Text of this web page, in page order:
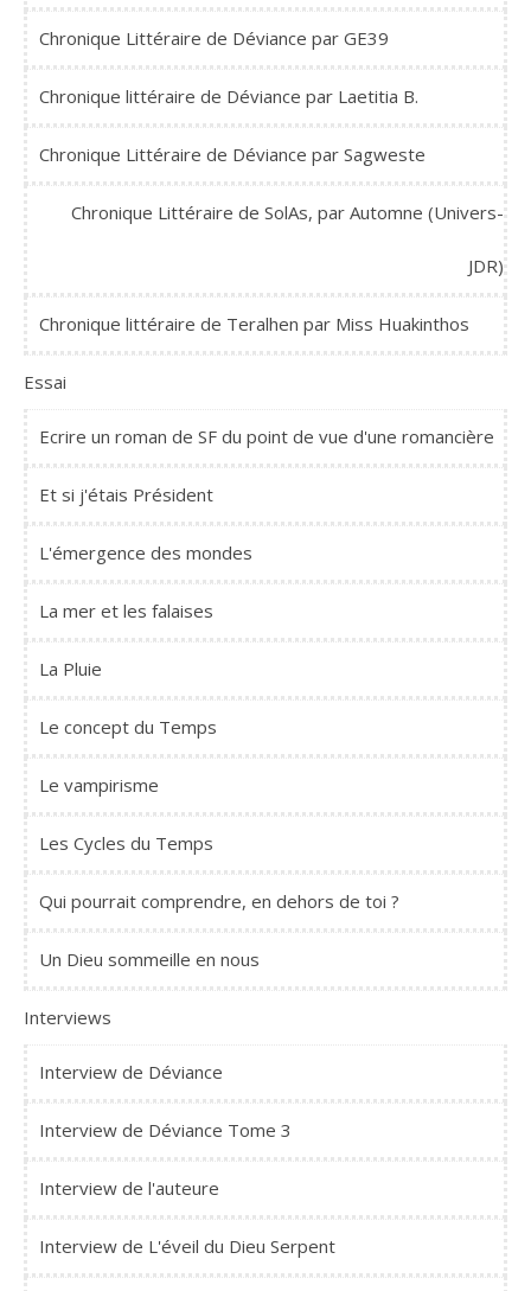
Chronique Littéraire de Déviance par GE39
Chronique littéraire de Déviance par Laetitia B.
Chronique Littéraire de Déviance par Sagweste
Chronique Littéraire de SolAs, par Automne (Univers-
JDR)
Chronique littéraire de Teralhen par Miss Huakinthos
Essai
Ecrire un roman de SF du point de vue d'une romancière
Et si j'étais Président
L'émergence des mondes
La mer et les falaises
La Pluie
Le concept du Temps
Le vampirisme
Les Cycles du Temps
Qui pourrait comprendre, en dehors de toi ?
Un Dieu sommeille en nous
Interviews
Interview de Déviance
Interview de Déviance Tome 3
Interview de l'auteure
Interview de L'éveil du Dieu Serpent